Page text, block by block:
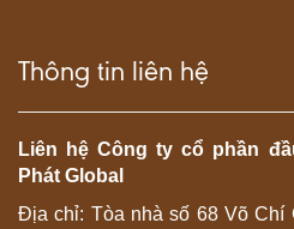
Thông tin liên hệ
Liên hệ Công ty cổ phần
Phát Global
Địa chỉ: Tòa nhà số 68 Võ Chí